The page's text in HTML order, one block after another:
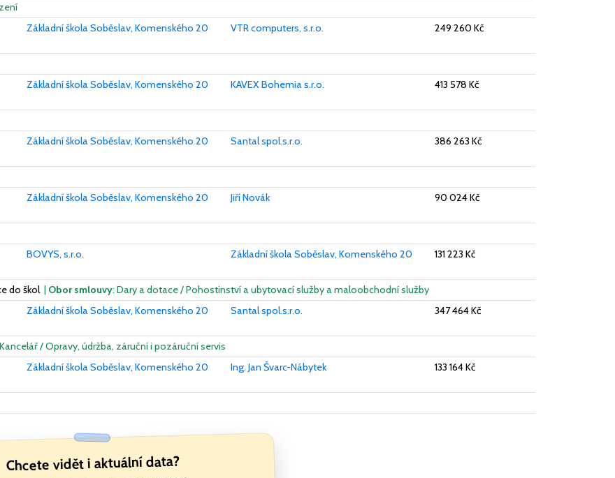
Základní škola Soběslav, Komenského 20 VTR computers, s.r.o. 249 260 Kč
Základní škola Soběslav, Komenského 20 KAVEX Bohemia s.r.o. 413 578 Kč
Základní škola Soběslav, Komenského 20 Santal spol.s.r.o. 386 263 Kč
Základní škola Soběslav, Komenského 20 Jiří Novák 90 024 Kč
BOVYS, s.r.o. Základní škola Soběslav, Komenského 20 131 223 Kč
do škol | Obor smlouvy: Dary a dotace / Pohostinství a ubytovací služby a maloobchodní služby
Základní škola Soběslav, Komenského 20 Santal spol.s.r.o. 347 464 Kč
/ Opravy, údržba, záruční i pozáruční servis
Základní škola Soběslav, Komenského 20 Ing. Jan Švarc-Nábytek 133 164 Kč
Chcete vidět i aktuální data?